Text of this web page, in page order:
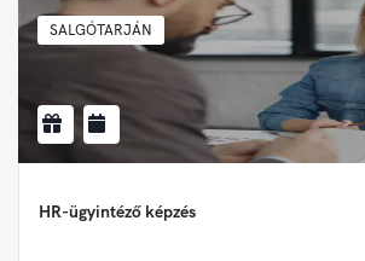
SALGÓTARJÁN
HR-ügyintéző képzés